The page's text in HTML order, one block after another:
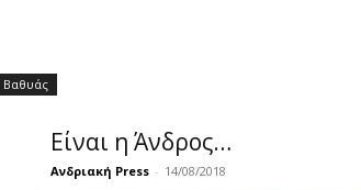
Βαθυάς
Είναι η Άνδρος…
Ανδριακή Press - 14/08/2018